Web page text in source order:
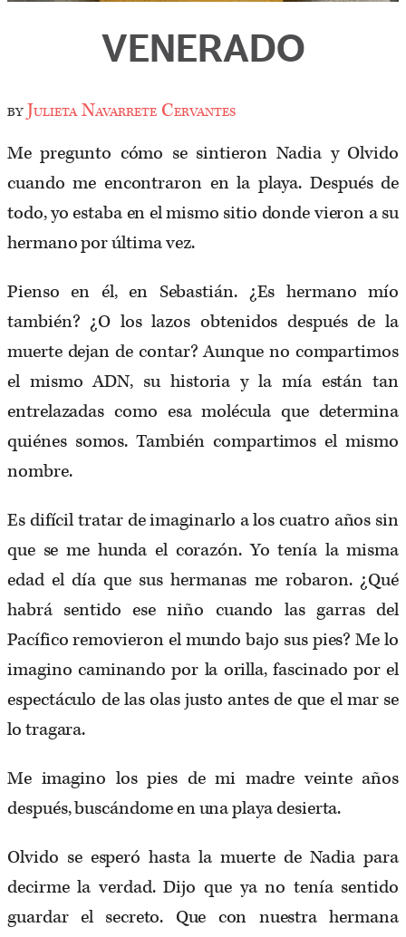
VENERADO
byJulieta Navarrete Cervantes
Me pregunto cómo se sintieron Nadia y Olvido
cuando me encontraron en la playa. Después de
todo, yo estaba en el mismo sitio donde vieron a su
hermano por última vez.
Pienso en él, en Sebastián. ¿Es hermano mío
también? ¿O los lazos obtenidos después de la
muerte dejan de contar? Aunque no compartimos
el mismo ADN, su historia y la mía están tan
entrelazadas como esa molécula que determina
quiénes somos. También compartimos el mismo
nombre.
Es difícil tratar de imaginarlo a los cuatro años sin
que se me hunda el corazón. Yo tenía la misma
edad el día que sus hermanas me robaron. ¿Qué
habrá sentido ese niño cuando las garras del
Pacífico removieron el mundo bajo sus pies? Me lo
imagino caminando por la orilla, fascinado por el
espectáculo de las olas justo antes de que el mar se
lo tragara.
Me imagino los pies de mi madre veinte años
después, buscándome en una playa desierta.
Olvido se esperó hasta la muerte de Nadia para
decirme la verdad. Dijo que ya no tenía sentido
guardar el secreto. Que con nuestra hermana